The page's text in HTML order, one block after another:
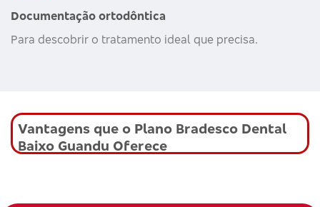
Documentação ortodôntica
Para descobrir o tratamento ideal que precisa.
Vantagens que o Plano Bradesco Dental
Baixo Guandu Oferece